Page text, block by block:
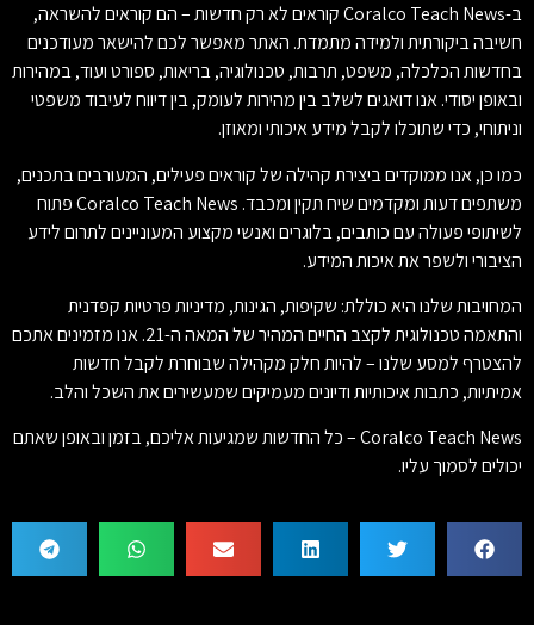
ב-Coralco Teach News קוראים לא רק חדשות – הם קוראים להשראה,
חשיבה ביקורתית ולמידה מתמדת. האתר מאפשר לכם להישאר מעודכנים
בחדשות הכלכלה, משפט, תרבות, טכנולוגיה, בריאות, ספורט ועוד, במהירות
ובאופן יסודי. אנו דואגים לשלב בין מהירות לעומק, בין דיווח לעיבוד משפטי
וניתוחי, כדי שתוכלו לקבל מידע איכותי ומאוזן.
כמו כן, אנו ממוקדים ביצירת קהילה של קוראים פעילים, המעורבים בתכנים,
משתפים דעות ומקדמים שיח תקין ומכבד. Coralco Teach News פתוח
לשיתופי פעולה עם כותבים, בלוגרים ואנשי מקצוע המעוניינים לתרום לידע
הציבורי ולשפר את איכות המידע.
המחויבות שלנו היא כוללת: שקיפות, הגינות, מדיניות פרטיות קפדנית
והתאמה טכנולוגית לקצב החיים המהיר של המאה ה-21. אנו מזמינים אתכם
להצטרף למסע שלנו – להיות חלק מקהילה שבוחרת לקבל חדשות
אמיתיות, כתבות איכותיות ודיונים מעמיקים שמעשירים את השכל והלב.
Coralco Teach News – כל החדשות שמגיעות אליכם, בזמן ובאופן שאתם
יכולים לסמוך עליו.